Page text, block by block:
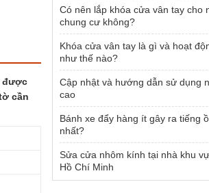
được
cần
Có nên lắp khóa cửa vân tay cho
chung cư không?
Khóa cửa vân tay là gì và hoạt
như thế nào?
Cập nhật và hướng dẫn sử dụng
cao
Bánh xe đẩy hàng ít gây ra tiếng
nhất?
Sửa cửa nhôm kính tại nhà khu
Hồ Chí Minh